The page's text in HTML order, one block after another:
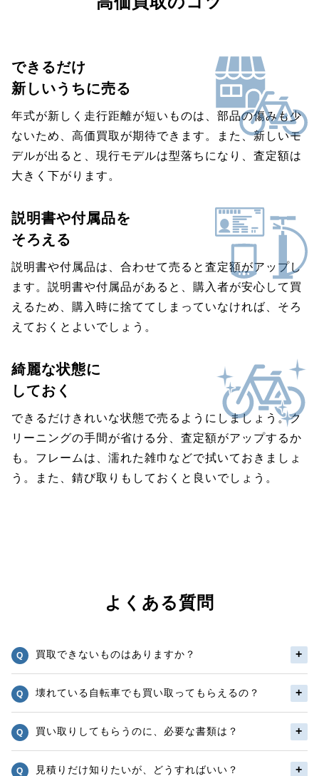
できるだけ
新しいうちに売る
年式が新しく走行距離が短いものは、部品の傷みも少
ないため、高価買取が期待できます。また、新しいモ
デルが出ると、現行モデルは型落ちになり、査定額は
大きく下がります。
説明書や付属品を
そろえる
説明書や付属品は、合わせて売ると査定額がアップし
ます。説明書や付属品があると、購入者が安心して買
えるため、購入時に捨ててしまっていなければ、そろ
えておくとよいでしょう。
綺麗な状態に
しておく
できるだけきれいな状態で売るようにしましょう。ク
リーニングの手間が省ける分、査定額がアップするか
も。フレームは、濡れた雑巾などで拭いておきましょ
う。また、錆び取りもしておくと良いでしょう。
よくある質問
買取できないものはありますか？
壊れている自転車でも買い取ってもらえるの？
買い取りしてもらうのに、必要な書類は？
見積りだけ知りたいが、どうすればいい？